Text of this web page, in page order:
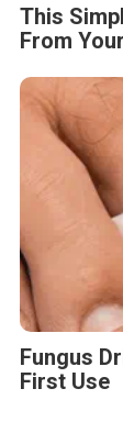
This
From
Fungus
First Use